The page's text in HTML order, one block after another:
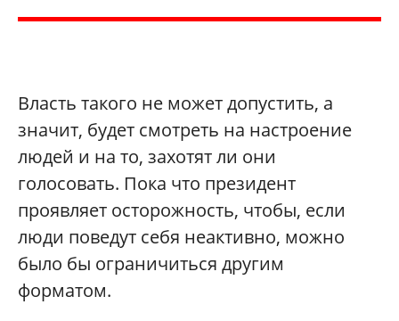
Власть такого не может допустить, а
значит, будет смотреть на настроение
людей и на то, захотят ли они
голосовать. Пока что президент
проявляет осторожность, чтобы, если
люди поведут себя неактивно, можно
было бы ограничиться другим
форматом.